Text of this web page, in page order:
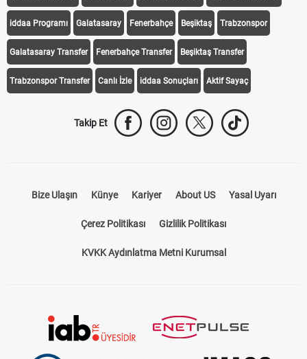
iddaa Programı Galatasaray Fenerbahçe Beşiktaş Trabzonspor
Galatasaray Transfer Fenerbahçe Transfer Beşiktaş Transfer
Trabzonspor Transfer Canlı İzle iddaa Sonuçları Aktif Sayaç
Takip Et
Bize Ulaşın Künye Kariyer About US Yasal Uyarı
Çerez Politikası Gizlilik Politikası
KVKK Aydınlatma Metni Kurumsal